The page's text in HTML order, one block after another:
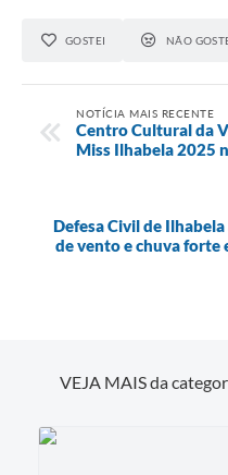
GOSTEI NÃO
NOTÍCIA MAIS RECENTE
Centro Cultural da
Miss Ilhabela 2025
Defesa Civil de
de vento e chuva forte
VEJA MAIS da